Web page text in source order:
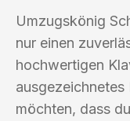
Umzugskönig
nur einen
hochwertigen
möchten, dass